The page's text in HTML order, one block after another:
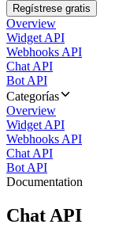
Regístrese gratis
Overview
Widget API
Webhooks API
Chat API
Bot API
Categorías
Overview
Widget API
Webhooks API
Chat API
Bot API
Documentation
Chat API